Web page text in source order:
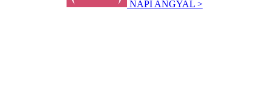
NAPI ANGYAL >